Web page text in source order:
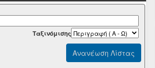
Tαξινόμισης